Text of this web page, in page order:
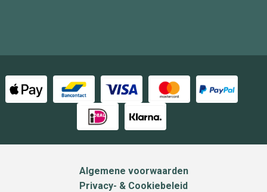
Algemene voorwaarden
Privacy- & Cookiebeleid